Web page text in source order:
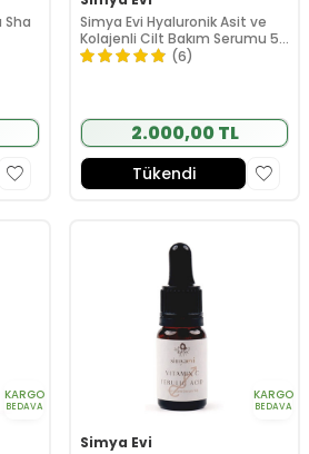
Sha
Simya Evi Hyaluronik Asit ve
Kolajenli Cilt Bakım Serumu 50
ml
(6)
2.000,00 TL
Tükendi
KARGO
BEDAVA
KARGO
BEDAVA
Simya Evi